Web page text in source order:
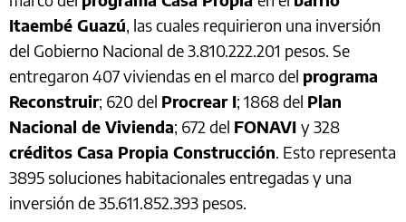
Itaembé Guazú, las cuales requirieron una inversión
del Gobierno Nacional de 3.810.222.201 pesos. Se
entregaron 407 viviendas en el marco del programa
Reconstruir; 620 del Procrear I; 1868 del Plan
Nacional de Vivienda; 672 del FONAVI y 328
créditos Casa Propia Construcción. Esto representa
3895 soluciones habitacionales entregadas y una
inversión de 35.611.852.393 pesos.